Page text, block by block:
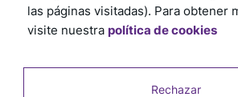
las páginas visitadas). Para obtener
visite nuestra política de cookies
Rechazar